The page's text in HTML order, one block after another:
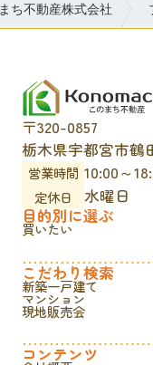
ち不動産株式会社
〒320-0857
栃木県宇都宮市鶴
営業時間 10:00～
定休日
水曜日
目的別に選ぶ
買いたい
こだわり検索
新築一戸建て
マンション
現地販売会
コンテンツ